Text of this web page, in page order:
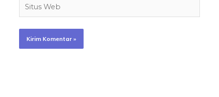
Situs
Web